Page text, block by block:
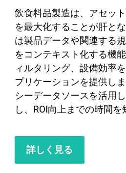
飲食料品製造は、アセッ
を最大化することが肝と
は製品データや関連する
をコンテキスト化する機
ィルタリング、設備効率
プリケーションを提供し
シーデータソースを活用
し、ROI向上までの時間を
詳しく見る